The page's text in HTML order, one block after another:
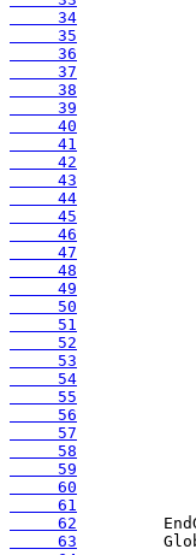
     34
     35
     36
     37
     38
     39
     40
     41
     42
     43
     44
     45
     46
     47
     48
     49
     50
     51
     52
     53
     54
     55
     56
     57
     58
     59
     60
     61
     62
     63